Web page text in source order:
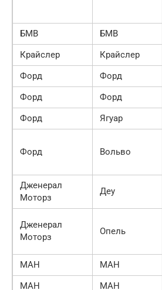
БМВ БМВ
Крайслер
Крайслер
Форд
Форд
Форд
Форд
Форд
Ягуар
Форд Вольво
Дженерал
Моторз
Деу
Дженерал
Моторз
Опель
МАН
МАН
МАН
МАН